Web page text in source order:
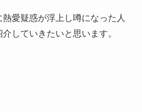
愛疑惑が浮上し噂になった人
していきたいと思います。